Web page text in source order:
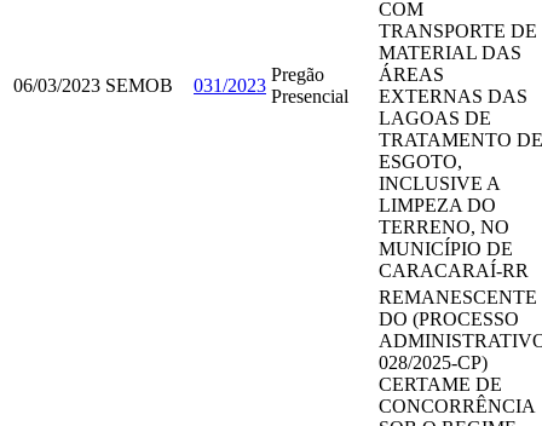
06/03/2023 SEMOB 031/2023
Pregão
Presencial
COM
TRANSPORTE DE
MATERIAL DAS
ÁREAS
EXTERNAS DAS
LAGOAS DE
TRATAMENTO DE
ESGOTO,
INCLUSIVE A
LIMPEZA DO
TERRENO, NO
MUNICÍPIO DE
CARACARAÍ-RR
REMANESCENTE
DO (PROCESSO
028/2025-CP)
CERTAME DE
CONCORRÊNCIA